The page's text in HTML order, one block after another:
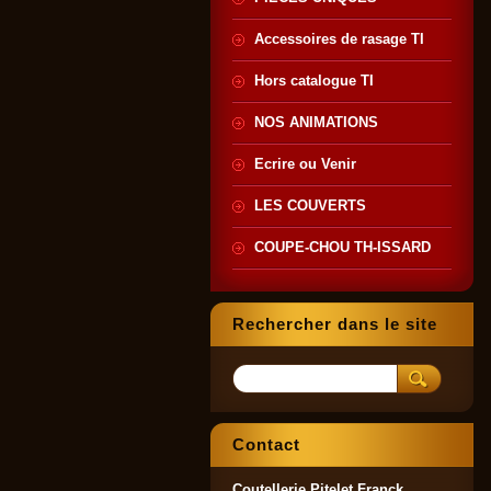
Accessoires de rasage TI
Hors catalogue TI
NOS ANIMATIONS
Ecrire ou Venir
LES COUVERTS
COUPE-CHOU TH-ISSARD
Rechercher dans le site
Contact